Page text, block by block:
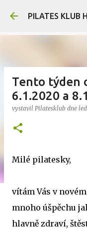
PILATES KLUB
Tento týden
6.1.2020 a
vystavil Pilatesklub dne
Milé pilatesky,
vítám Vás v
mnoho úšpěchu
hlavně zdraví,